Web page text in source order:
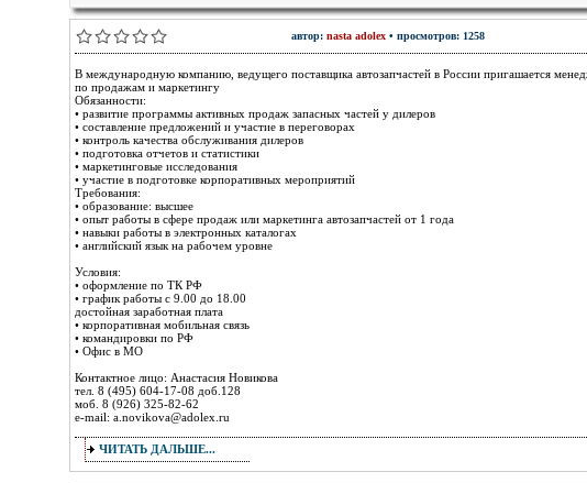
автор: nasta adolex• просмотров: 1258
В международную компанию, ведущего поставщика автозапчастей в России пригашается
по продажам и маркетингу
Обязанности:
• развитие программы активных продаж запасных частей у дилеров
• составление предложений и участие в переговорах
• контроль качества обслуживания дилеров
• подготовка отчетов и статистики
• маркетинговые исследования
• участие в подготовке корпоративных мероприятий
Требования:
• образование: высшее
• опыт работы в сфере продаж или маркетинга автозапчастей от 1 года
• навыки работы в электронных каталогах
• английский язык на рабочем уровне
Условия:
• оформление по ТК РФ
• график работы с 9.00 до 18.00
достойная заработная плата
• корпоративная мобильная связь
• командировки по РФ
• Офис в МО
Контактное лицо: Анастасия Новикова
тел. 8 (495) 604-17-08 доб.128
моб. 8 (926) 325-82-62
e-mail: a.novikova@adolex.ru
ЧИТАТЬ ДАЛЬШЕ...